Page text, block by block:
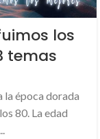
los
temas
la época dorada
80. La edad